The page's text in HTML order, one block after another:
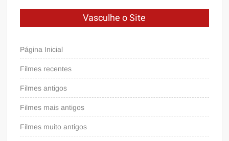
Vasculhe o Site
Página Inicial
Filmes recentes
Filmes antigos
Filmes mais antigos
Filmes muito antigos